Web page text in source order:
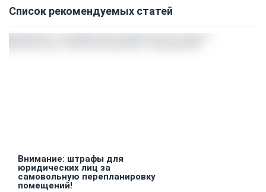
Список рекомендуемых статей
Внимание: штрафы для
юридических лиц за
самовольную перепланировку
помещений!